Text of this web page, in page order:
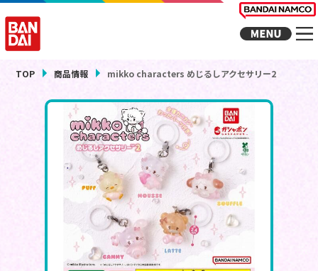
TOP 商品情報 mikko characters めじるしアクセサリー2